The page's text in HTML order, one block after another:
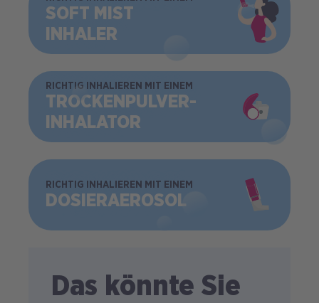
SOFT MIST
INHALER
BILD
RICHTIG INHALIEREN MIT EINEM
TROCKEN­PULVER­
INHALATOR
BILD
RICHTIG INHALIEREN MIT EINEM
DOSIER­AEROSOL
Das könnte Sie